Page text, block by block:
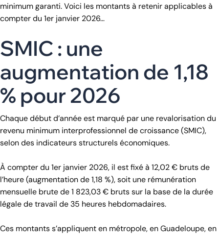
minimum garanti. Voici les montants à retenir applicables à
compter du 1er janvier 2026…
SMIC : une
augmentation de 1,18
% pour 2026
Chaque début d’année est marqué par une revalorisation du
revenu minimum interprofessionnel de croissance (SMIC),
selon des indicateurs structurels économiques.
À compter du 1er janvier 2026, il est fixé à 12,02 € bruts de
l’heure (augmentation de 1,18 %), soit une rémunération
mensuelle brute de 1 823,03 € bruts sur la base de la durée
légale de travail de 35 heures hebdomadaires.
Ces montants s’appliquent en métropole, en Guadeloupe, en